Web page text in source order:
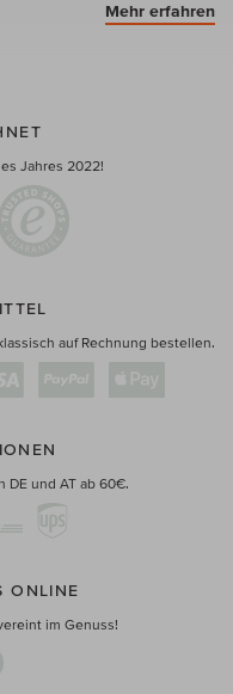
Mehr erfahren
Jahres 2022!
auf Rechnung bestellen.
DE und AT ab 60€.
ONLINE
im Genuss!